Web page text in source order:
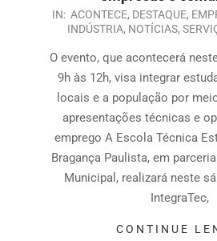
IN: ACONTECE, DESTAQUE,
INDÚSTRIA, NOTÍCIAS,
O evento, que acontecerá
9h às 12h, visa integrar
locais e a população por
apresentações técnicas e
emprego A Escola Técnica
Bragança Paulista, em
Municipal, realizará neste
IntegraTec,
CONTINUE